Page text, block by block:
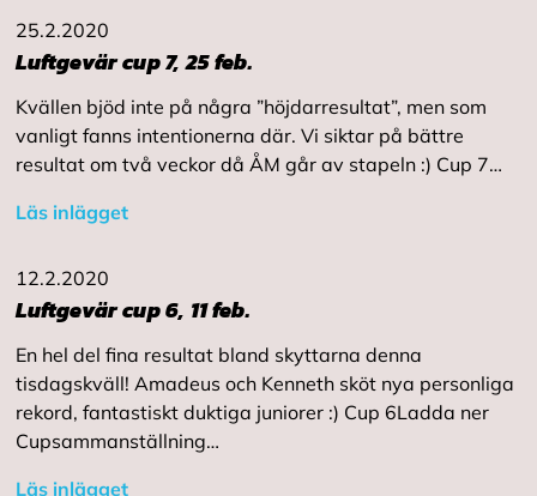
25.2.2020
Luftgevär cup 7, 25 feb.
Kvällen bjöd inte på några ”höjdarresultat”, men som
vanligt fanns intentionerna där. Vi siktar på bättre
resultat om två veckor då ÅM går av stapeln :) Cup 7…
Läs inlägget
12.2.2020
Luftgevär cup 6, 11 feb.
En hel del fina resultat bland skyttarna denna
tisdagskväll! Amadeus och Kenneth sköt nya personliga
rekord, fantastiskt duktiga juniorer :) Cup 6Ladda ner
Cupsammanställning…
Läs inlägget